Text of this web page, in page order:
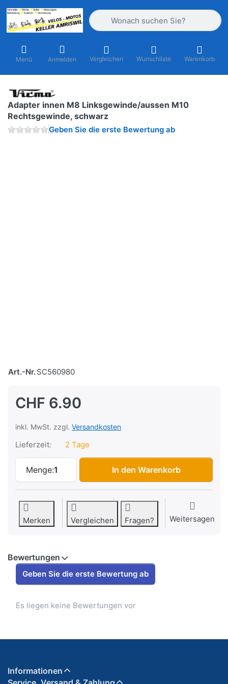
Geben Sie einen Suchbegriff ein.
Menü Anmelden Vergleichen Wunschliste Warenkorb
Adapter innen M8 Linksgewinde/aussen M10
Rechtsgewinde, schwarz
Geben Sie die erste Bewertung ab
Art.-Nr.SC560980
CHF 6.90
inkl. MwSt. zzgl. Versandkosten
Lieferzeit: 2 Tage
Menge:1
Adapter innen M8 Linksgewinde/aussen
In den Warenkorb
Merken Vergleichen Fragen? Weitersagen
Bewertungen
Geben Sie die erste Bewertung ab
Es liegen keine Bewertungen vor
Informationen